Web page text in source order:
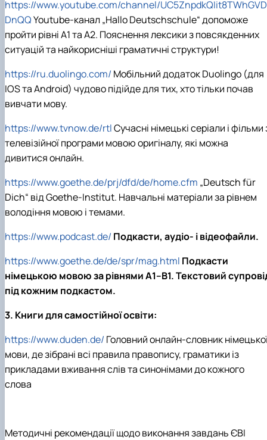
https://www.youtube.com/channel/
DnQQYoutube-канал „Hallo Deutschschule“ допоможе
пройти рівні А1 та А2. Пояснення лексики з повсякденних
ситуацій та найкорисніші граматичні структури!
https://ru.duolingo.com/ Мобільний додаток Duolingo (для
IOS та Android) чудово підійде для тих, хто тільки почав
вивчати мову.
https://www.tvnow.de/rtlСучасні німецькі серіали і фільми
телевізійної програми мовою оригіналу, які можна
дивитися онлайн.
https://www.goethe.de/prj/dfd/de/home.cfm „Deutsch für
Dich“ від Goethe-Institut. Навчальні матеріали за рівнем
володіння мовою і темами.
https://www.podcast.de/ Подкасти, аудіо- і відеофайли.
https://www.goethe.de/de/spr/mag.html Подкасти
німецькою мовою за рівнями А1–В1. Текстовий
під кожним подкастом.
3. Книги для самостійної освіти:
https://www.duden.de/ Головнийонлайн-словник
мови,дезібрані всі правила правопису, граматики із
прикладами вживанняслівтасинонімамидокожного
слова
Методичні рекомендації щодо виконання завдань ЄВІ